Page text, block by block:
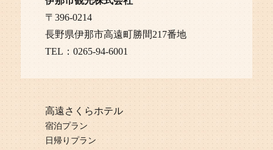
〒396-0214
長野県伊那市高遠町勝間217番地
TEL：0265-94-6001
高遠さくらホテル
宿泊プラン
日帰りプラン